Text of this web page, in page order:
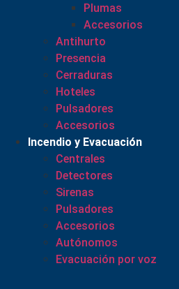
Plumas
Accesorios
Antihurto
Presencia
Cerraduras
Hoteles
Pulsadores
Accesorios
Incendio y Evacuación
Centrales
Detectores
Sirenas
Pulsadores
Accesorios
Autónomos
Evacuación por voz